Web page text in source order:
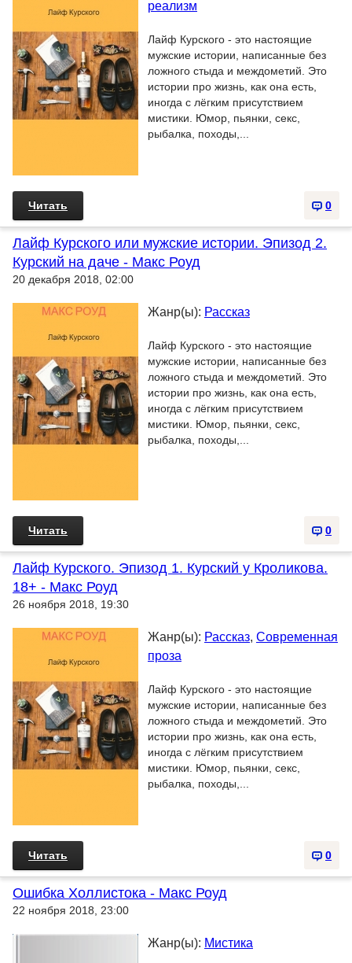
реализм
Лайф Курского - это настоящие
мужские истории, написанные без
ложного стыда и междометий. Это
истории про жизнь, как она есть,
иногда с лёгким присутствием
мистики. Юмор, пьянки, секс,
рыбалка, походы,...
0
Читать
Лайф Курского или мужские истории. Эпизод 2.
Курский на даче - Макс Роуд
20 декабря 2018, 02:00
Жанр(ы): Рассказ
Лайф Курского - это настоящие
мужские истории, написанные без
ложного стыда и междометий. Это
истории про жизнь, как она есть,
иногда с лёгким присутствием
мистики. Юмор, пьянки, секс,
рыбалка, походы,...
0
Читать
Лайф Курского. Эпизод 1. Курский у Кроликова.
18+ - Макс Роуд
26 ноября 2018, 19:30
Жанр(ы): Рассказ, Современная
проза
Лайф Курского - это настоящие
мужские истории, написанные без
ложного стыда и междометий. Это
истории про жизнь, как она есть,
иногда с лёгким присутствием
мистики. Юмор, пьянки, секс,
рыбалка, походы,...
0
Читать
Ошибка Холлистока - Макс Роуд
22 ноября 2018, 23:00
Жанр(ы): Мистика